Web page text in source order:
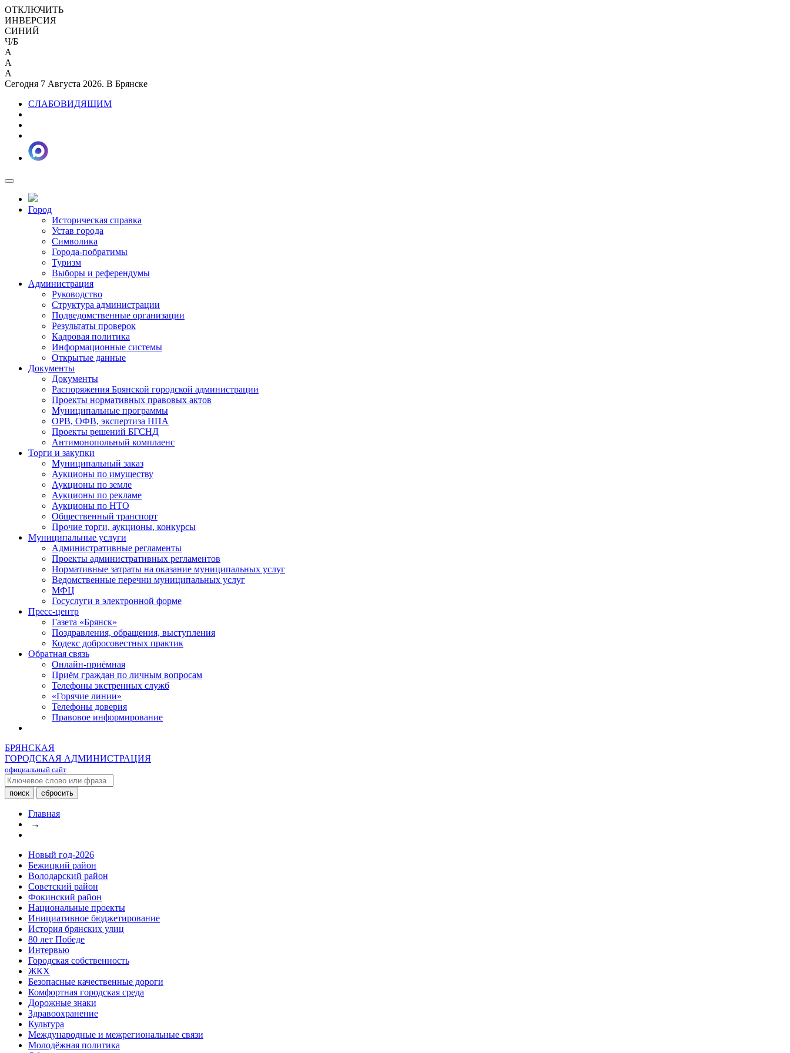
ОТКЛЮЧИТЬ
ИНВЕРСИЯ
СИНИЙ
Ч/Б
A
A
A
Сегодня 7 Августа 2026. В Брянске
СЛАБОВИДЯЩИМ
Город
Историческая справка
Устав города
Символика
Города-побратимы
Туризм
Выборы и референдумы
Администрация
Руководство
Структура администрации
Подведомственные организации
Результаты проверок
Кадровая политика
Информационные системы
Открытые данные
Документы
Документы
Распоряжения Брянской городской администрации
Проекты нормативных правовых актов
Муниципальные программы
ОРВ, ОФВ, экспертиза НПА
Проекты решений БГСНД
Антимонопольный комплаенс
Торги и закупки
Муниципальный заказ
Аукционы по имуществу
Аукционы по земле
Аукционы по рекламе
Аукционы по НТО
Общественный транспорт
Прочие торги, аукционы, конкурсы
Муниципальные услуги
Административные регламенты
Проекты административных регламентов
Нормативные затраты на оказание муниципальных услуг
Ведомственные перечни муниципальных услуг
МФЦ
Госуслуги в электронной форме
Пресс-центр
Газета «Брянск»
Поздравления, обращения, выступления
Кодекс добросовестных практик
Обратная связь
Онлайн-приёмная
Приём граждан по личным вопросам
Телефоны экстренных служб
«Горячие линии»
Телефоны доверия
Правовое информирование
БРЯНСКАЯ
ГОРОДСКАЯ АДМИНИСТРАЦИЯ
официальный сайт
Главная
→
Новый год-2026
Бежицкий район
Володарский район
Советский район
Фокинский район
Национальные проекты
Инициативное бюджетирование
История брянских улиц
80 лет Победе
Интервью
Городская собственность
ЖКХ
Безопасные качественные дороги
Комфортная городская среда
Дорожные знаки
Здравоохранение
Культура
Международные и межрегиональные связи
Молодёжная политика